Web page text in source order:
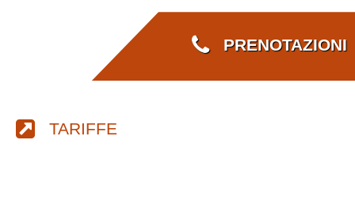
PRENOTAZIONI
TARIFFE